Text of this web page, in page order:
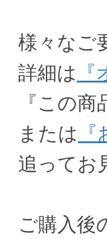
様々なご
詳細は
『この
または
追ってお
ご購入後